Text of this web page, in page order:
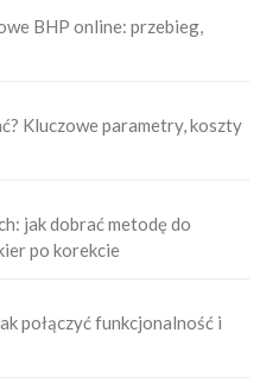
BHP online: przebieg,
Kluczowe parametry, koszty
jak dobrać metodę do
po korekcie
połączyć funkcjonalność i